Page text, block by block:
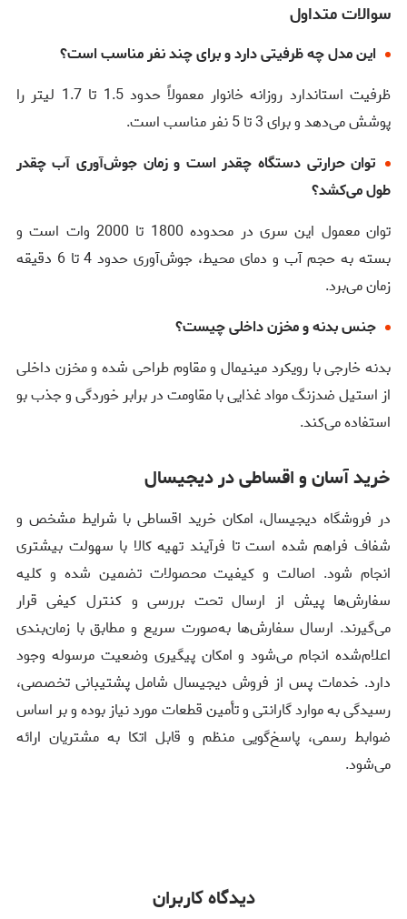
سوالات متداول
این مدل چه ظرفیتی دارد و برای چند نفر مناسب است؟
ظرفیت استاندارد روزانه خانوار معمولاً حدود 1.5 تا 1.7 لیتر را
پوشش می‌دهد و برای 3 تا 5 نفر مناسب است.
توان حرارتی دستگاه چقدر است و زمان جوش‌آوری آب چقدر
طول می‌کشد؟
توان معمول این سری در محدوده 1800 تا 2000 وات است و
بسته به حجم آب و دمای محیط، جوش‌آوری حدود 4 تا 6 دقیقه
زمان می‌برد.
جنس بدنه و مخزن داخلی چیست؟
بدنه خارجی با رویکرد مینیمال و مقاوم طراحی شده و مخزن داخلی
از استیل ضدزنگ مواد غذایی با مقاومت در برابر خوردگی و جذب بو
استفاده می‌کند.
خرید آسان و اقساطی در دیجیسال
در فروشگاه دیجیسال، امکان خرید اقساطی با شرایط مشخص و
شفاف فراهم شده است تا فرآیند تهیه کالا با سهولت بیشتری
انجام شود. اصالت و کیفیت محصولات تضمین شده و کلیه
سفارش‌ها پیش از ارسال تحت بررسی و کنترل کیفی قرار
می‌گیرند. ارسال سفارش‌ها به‌صورت سریع و مطابق با زمان‌بندی
اعلام‌شده انجام می‌شود و امکان پیگیری وضعیت مرسوله وجود
دارد. خدمات پس از فروش دیجیسال شامل پشتیبانی تخصصی،
رسیدگی به موارد گارانتی و تأمین قطعات مورد نیاز بوده و بر اساس
ضوابط رسمی، پاسخ‌گویی منظم و قابل اتکا به مشتریان ارائه
می‌شود.
دیدگاه کاربران